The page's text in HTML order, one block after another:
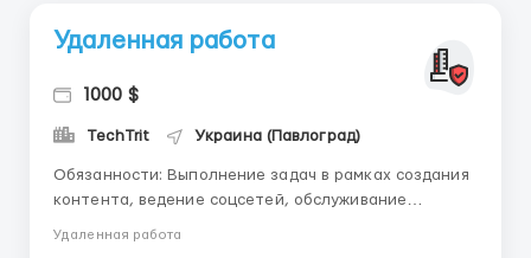
Удаленная работа
1000 $
TechTrit Украина (Павлоград)
Обязанности: Выполнение задач в рамках создания
контента, ведение соцсетей, обслуживание
Удаленная работа